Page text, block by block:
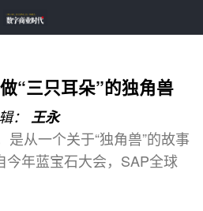
“三只耳朵”的独角兽
： 王永
是从一个关于“独角兽”的故事
今年蓝宝石大会，SAP全球